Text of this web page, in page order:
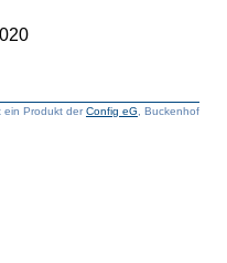
ein Produkt derConfig eG , Buckenhof